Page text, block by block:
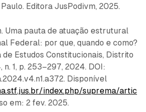
Editora JusPodivm, 2025.
Uma pauta de atuação estrutural
Federal: por que, quando e como?
Estudos Constitucionais, Distrito
1, p. 253–297, 2024. DOI:
Disponível
index.php/suprema/artic
em: 2 fev. 2025.